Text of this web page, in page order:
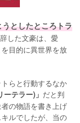
としたところトラ
した文豪は、愛
目的に異世界を放
らと行動するなか
ーテラー)」 だと判
の物語を書き上げ
ルでしたが、当の